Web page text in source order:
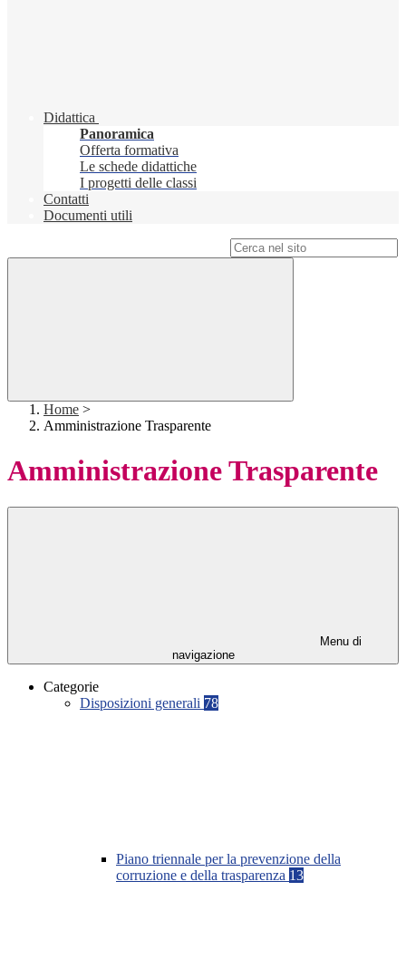
Didattica
Panoramica
Offerta formativa
Le schede didattiche
I progetti delle classi
Contatti
Documenti utili
Home >
Amministrazione Trasparente
Amministrazione Trasparente
Menu di
navigazione
Categorie
Disposizioni generali 78
Piano triennale per la prevenzione della
corruzione e della trasparenza 13